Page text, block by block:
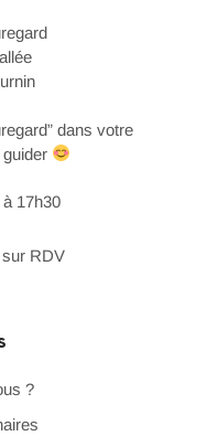
dans votre
17h30
RDV
?